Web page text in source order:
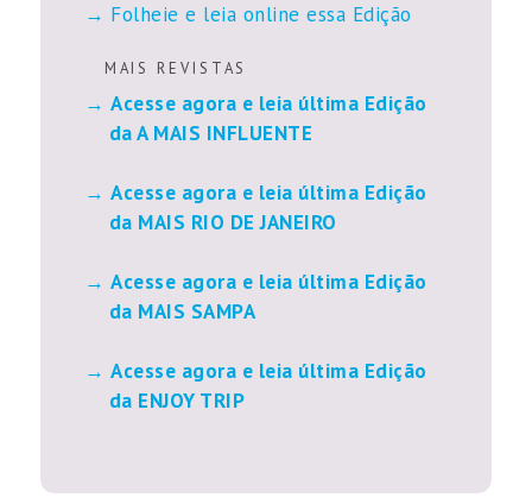
Folheie e leia online essa Edição
M A I S R E V I S T A S
Acesse agora e leia última Edição
da A MAIS INFLUENTE
Acesse agora e leia última Edição
da MAIS RIO DE JANEIRO
Acesse agora e leia última Edição
da MAIS SAMPA
Acesse agora e leia última Edição
da ENJOY TRIP